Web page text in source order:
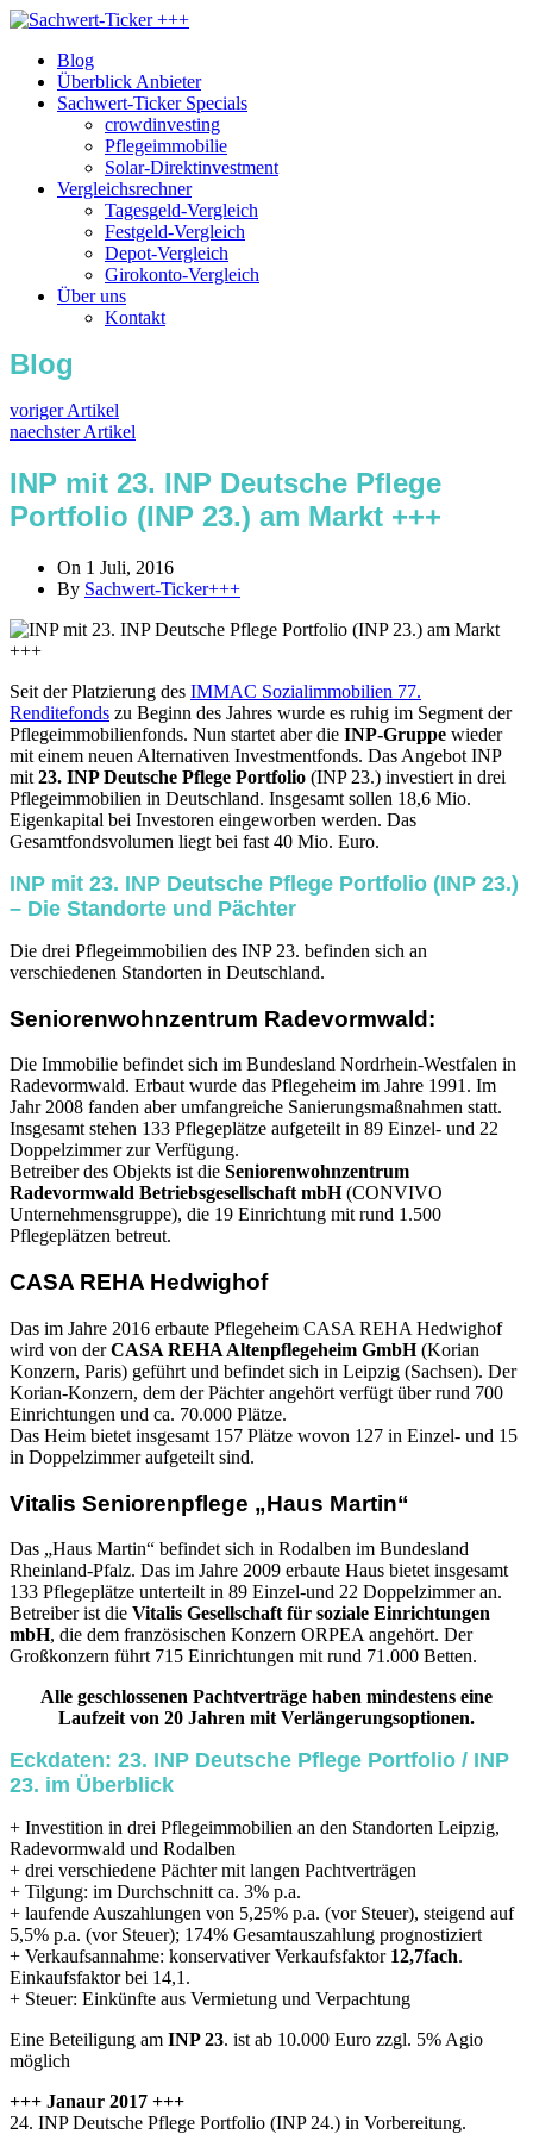
Blog
Überblick Anbieter
Sachwert-Ticker Specials
crowdinvesting
Pflegeimmobilie
Solar-Direktinvestment
Vergleichsrechner
Tagesgeld-Vergleich
Festgeld-Vergleich
Depot-Vergleich
Girokonto-Vergleich
Über uns
Kontakt
Blog
voriger Artikel
naechster Artikel
INP mit 23. INP Deutsche Pflege
Portfolio (INP 23.) am Markt +++
On 1 Juli, 2016
By Sachwert-Ticker+++
Seit der Platzierung des IMMAC Sozialimmobilien 77.
Renditefonds zu Beginn des Jahres wurde es ruhig im Segment der
Pflegeimmobilienfonds. Nun startet aber die INP-Gruppe wieder
mit einem neuen Alternativen Investmentfonds. Das Angebot INP
mit 23. INP Deutsche Pflege Portfolio (INP 23.) investiert in drei
Pflegeimmobilien in Deutschland. Insgesamt sollen 18,6 Mio.
Eigenkapital bei Investoren eingeworben werden. Das
Gesamtfondsvolumen liegt bei fast 40 Mio. Euro.
INP mit 23. INP Deutsche Pflege Portfolio (INP 23.)
– Die Standorte und Pächter
Die drei Pflegeimmobilien des INP 23. befinden sich an
verschiedenen Standorten in Deutschland.
Seniorenwohnzentrum Radevormwald:
Die Immobilie befindet sich im Bundesland Nordrhein-Westfalen in
Radevormwald. Erbaut wurde das Pflegeheim im Jahre 1991. Im
Jahr 2008 fanden aber umfangreiche Sanierungsmaßnahmen statt.
Insgesamt stehen 133 Pflegeplätze aufgeteilt in 89 Einzel- und 22
Doppelzimmer zur Verfügung.
Betreiber des Objekts ist die Seniorenwohnzentrum
Radevormwald Betriebsgesellschaft mbH(CONVIVO
Unternehmensgruppe), die 19 Einrichtung mit rund 1.500
Pflegeplätzen betreut.
CASA REHA Hedwighof
Das im Jahre 2016 erbaute Pflegeheim CASA REHA Hedwighof
wird von derCASA REHA Altenpflegeheim GmbH(Korian
Konzern, Paris) geführt und befindet sich in Leipzig (Sachsen). Der
Korian-Konzern, dem der Pächter angehört verfügt über rund 700
Einrichtungen und ca. 70.000 Plätze.
Das Heim bietet insgesamt 157 Plätze wovon 127 in Einzel- und 15
in Doppelzimmer aufgeteilt sind.
Vitalis Seniorenpflege „Haus Martin“
Das „Haus Martin“ befindet sich in Rodalben im Bundesland
Rheinland-Pfalz. Das im Jahre 2009 erbaute Haus bietet insgesamt
133 Pflegeplätze unterteilt in 89 Einzel-und 22 Doppelzimmer an.
Betreiber ist die Vitalis Gesellschaft für soziale Einrichtungen
mbH, die dem französischen Konzern ORPEA angehört. Der
Großkonzern führt 715 Einrichtungen mit rund 71.000 Betten.
Alle geschlossenen Pachtverträge haben mindestens eine
Laufzeit von 20 Jahren mit Verlängerungsoptionen.
Eckdaten: 23. INP Deutsche Pflege Portfolio / INP
23. im Überblick
+ Investition in drei Pflegeimmobilien an den Standorten Leipzig,
Radevormwald und Rodalben
+ drei verschiedene Pächter mit langen Pachtverträgen
+ Tilgung: im Durchschnitt ca. 3% p.a.
+ laufende Auszahlungen von 5,25% p.a. (vor Steuer), steigend auf
5,5% p.a. (vor Steuer); 174% Gesamtauszahlung prognostiziert
+ Verkaufsannahme: konservativer Verkaufsfaktor 12,7fach.
Einkaufsfaktor bei 14,1.
+ Steuer: Einkünfte aus Vermietung und Verpachtung
Eine Beteiligung am INP 23. ist ab 10.000 Euro zzgl. 5% Agio
möglich
+++ Janaur 2017 +++
24. INP Deutsche Pflege Portfolio (INP 24.) in Vorbereitung.